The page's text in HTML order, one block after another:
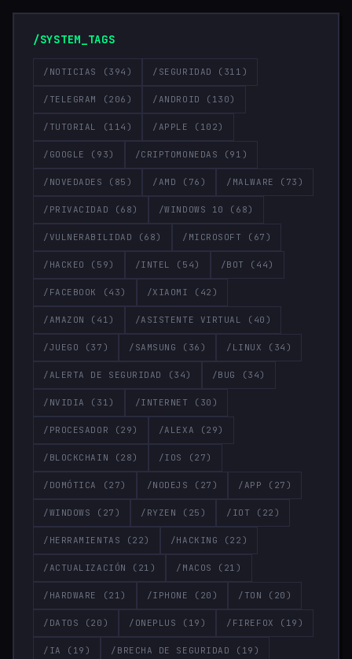
/SYSTEM_TAGS
/NOTICIAS (394) /SEGURIDAD (311)
/TELEGRAM (206) /ANDROID (130)
/TUTORIAL (114) /APPLE (102)
/GOOGLE (93) /CRIPTOMONEDAS (91)
/NOVEDADES (85) /AMD (76) /MALWARE (73)
/PRIVACIDAD (68) /WINDOWS 10 (68)
/VULNERABILIDAD (68) /MICROSOFT (67)
/HACKEO (59) /INTEL (54) /BOT (44)
/FACEBOOK (43) /XIAOMI (42)
/AMAZON (41) /ASISTENTE VIRTUAL (40)
/JUEGO (37) /SAMSUNG (36) /LINUX (34)
/ALERTA DE SEGURIDAD (34) /BUG (34)
/NVIDIA (31) /INTERNET (30)
/PROCESADOR (29) /ALEXA (29)
/BLOCKCHAIN (28) /IOS (27)
/DOMÓTICA (27) /NODEJS (27) /APP (27)
/WINDOWS (27) /RYZEN (25) /IOT (22)
/HERRAMIENTAS (22) /HACKING (22)
/ACTUALIZACIÓN (21) /MACOS (21)
/HARDWARE (21) /IPHONE (20) /TON (20)
/DATOS (20) /ONEPLUS (19) /FIREFOX (19)
/IA (19) /BRECHA DE SEGURIDAD (19)